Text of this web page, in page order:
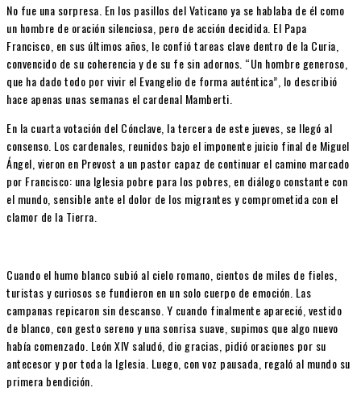
No fue una sorpresa. En los pasillos del Vaticano ya se hablaba de él como
un hombre de oración silenciosa, pero de acción decidida. El Papa
Francisco, en sus últimos años, le confió tareas clave dentro de la Curia,
convencido de su coherencia y de su fe sin adornos. “Un hombre generoso,
que ha dado todo por vivir el Evangelio de forma auténtica”, lo describió
hace apenas unas semanas el cardenal Mamberti.
En la cuarta votación del Cónclave, la tercera de este jueves, se llegó al
consenso. Los cardenales, reunidos bajo el imponente juicio final de Miguel
Ángel, vieron en Prevost a un pastor capaz de continuar el camino marcado
por Francisco: una Iglesia pobre para los pobres, en diálogo constante con
el mundo, sensible ante el dolor de los migrantes y comprometida con el
clamor de la Tierra.
Cuando el humo blanco subió al cielo romano, cientos de miles de fieles,
turistas y curiosos se fundieron en un solo cuerpo de emoción. Las
campanas repicaron sin descanso. Y cuando finalmente apareció, vestido
de blanco, con gesto sereno y una sonrisa suave, supimos que algo nuevo
había comenzado. León XIV saludó, dio gracias, pidió oraciones por su
antecesor y por toda la Iglesia. Luego, con voz pausada, regaló al mundo su
primera bendición.